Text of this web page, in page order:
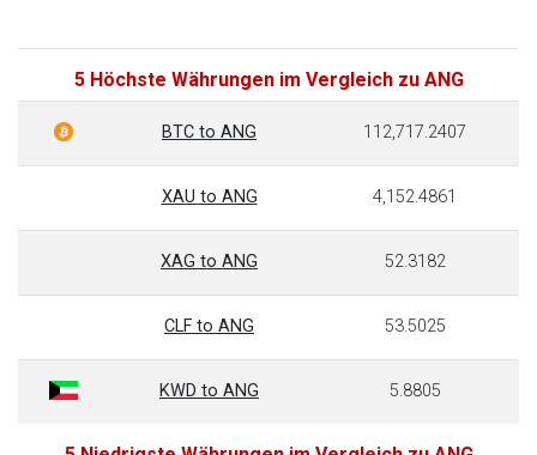
5 Höchste Währungen im Vergleich zu ANG
BTC to ANG 112,717.2407
XAU to ANG 4,152.4861
XAG to ANG 52.3182
CLF to ANG 53.5025
KWD to ANG 5.8805